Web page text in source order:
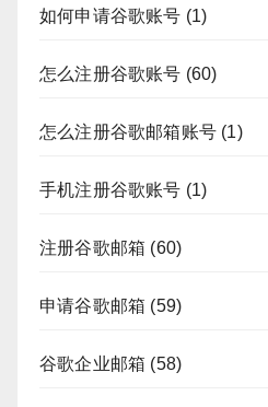
如何申请谷歌账号 (1)
怎么注册谷歌账号 (60)
怎么注册谷歌邮箱账号 (1)
手机注册谷歌账号 (1)
注册谷歌邮箱 (60)
申请谷歌邮箱 (59)
谷歌企业邮箱 (58)